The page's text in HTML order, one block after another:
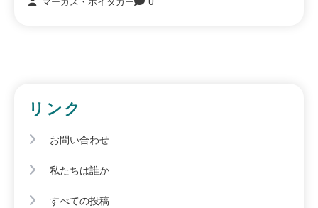
リンク
お問い合わせ
私たちは誰か
すべての投稿